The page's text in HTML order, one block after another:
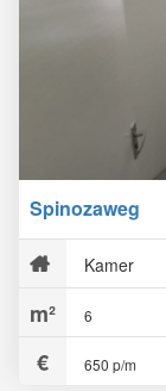
Spinozaweg
Kamer
6
650 p/m